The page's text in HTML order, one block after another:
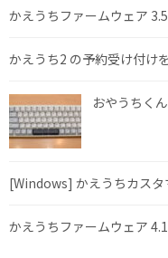
かえうちファームウェア
かえうち2 の予約受け付け
おやうちく
[Windows] かえうちカスタ
かえうちファームウェア